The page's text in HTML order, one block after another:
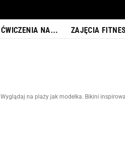
ĆWICZENIA NA... ZAJĘCIA
Wyglądaj na plaży jak modelka. Bikini